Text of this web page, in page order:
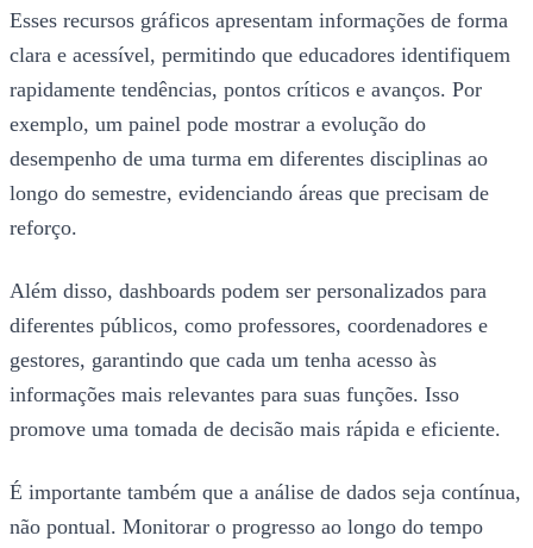
Esses recursos gráficos apresentam informações de forma
clara e acessível, permitindo que educadores identifiquem
rapidamente tendências, pontos críticos e avanços. Por
exemplo, um painel pode mostrar a evolução do
desempenho de uma turma em diferentes disciplinas ao
longo do semestre, evidenciando áreas que precisam de
reforço.
Além disso, dashboards podem ser personalizados para
diferentes públicos, como professores, coordenadores e
gestores, garantindo que cada um tenha acesso às
informações mais relevantes para suas funções. Isso
promove uma tomada de decisão mais rápida e eficiente.
É importante também que a análise de dados seja contínua,
não pontual. Monitorar o progresso ao longo do tempo